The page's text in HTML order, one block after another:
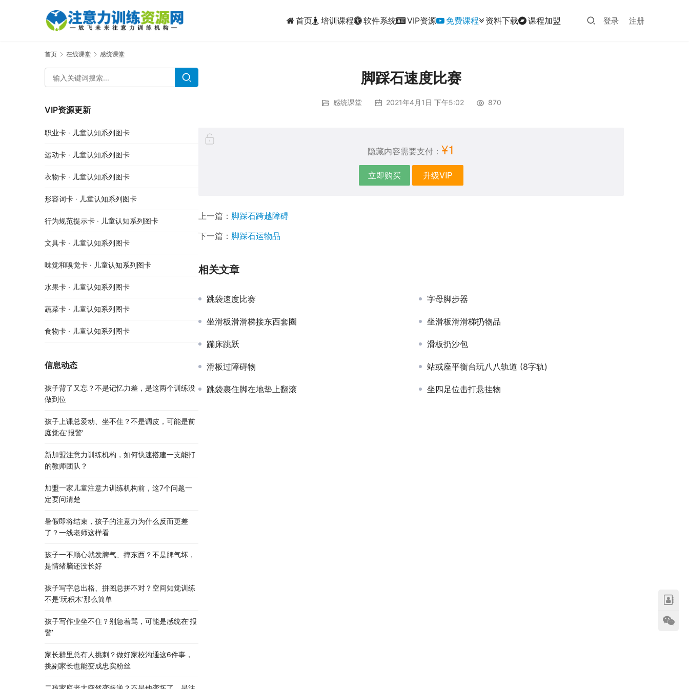
首页 培训课程 软件系统 VIP资源 免费课程 资料下载 课程加盟 登录 注册
首页 在线课堂 感统课堂
脚踩石速度比赛
感统课堂 2021年4月1日 下午5:02 870
隐藏内容需要支付： ¥1
立即购买 升级VIP
上一篇： 脚踩石跨越障碍
下一篇： 脚踩石运物品
相关文章
跳袋速度比赛 字母脚步器
坐滑板滑滑梯接东西套圈 坐滑板滑滑梯扔物品
蹦床跳跃 滑板扔沙包
滑板过障碍物 站或座平衡台玩八八轨道 (8字轨)
跳袋裹住脚在地垫上翻滚 坐四足位击打悬挂物
VIP资源更新
职业卡 · 儿童认知系列图卡
运动卡 · 儿童认知系列图卡
衣物卡 · 儿童认知系列图卡
形容词卡 · 儿童认知系列图卡
行为规范提示卡 · 儿童认知系列图卡
文具卡 · 儿童认知系列图卡
味觉和嗅觉卡 · 儿童认知系列图卡
水果卡 · 儿童认知系列图卡
蔬菜卡 · 儿童认知系列图卡
食物卡 · 儿童认知系列图卡
信息动态
孩子背了又忘？不是记忆力差，是这两个训练没
做到位
孩子上课总爱动、坐不住？不是调皮，可能是前
庭觉在’报警’
新加盟注意力训练机构，如何快速搭建一支能打
的教师团队？
加盟一家儿童注意力训练机构前，这7个问题一
定要问清楚
暑假即将结束，孩子的注意力为什么反而更差
了？一线老师这样看
孩子一不顺心就发脾气、摔东西？不是脾气坏，
是情绪脑还没长好
孩子写字总出格、拼图总拼不对？空间知觉训练
不是’玩积木’那么简单
孩子写作业坐不住？别急着骂，可能是感统在’报
警’
家长群里总有人挑刺？做好家校沟通这6件事，
挑剔家长也能变成忠实粉丝